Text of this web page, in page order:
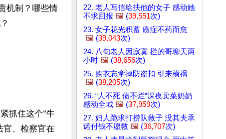
机制？哪些情
抓住这个“牛
官、检察官在
22. 老人写信给扶他的女子 感动她
不求回报 🖼️ (39,551次)
23. 女子花光积蓄 癌症不药而愈
🖼️ (39,043次)
24. 八旬老人因寂寞 拦的哥聊天两
小时 🖼️ (38,656次)
25. 购衣忘拿掉防盗扣 引来横祸
🖼️ (38,205次)
26. “人不死 债不烂”深夜卖菜奶奶
感动全城 🖼️ (37,959次)
27. 妇人跪求打捞队救子 没其夫承
诺付钱不愿救 🖼️ (36,707次)